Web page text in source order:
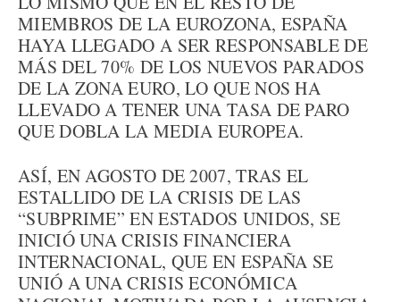
MIEMBROS DE LA EUROZONA, ESPAÑA
HAYA LLEGADO A SER RESPONSABLE DE
MÁS DEL 70% DE LOS NUEVOS PARADOS
DE LA ZONA EURO, LO QUE NOS HA
LLEVADO A TENER UNA TASA DE PARO
QUE DOBLA LA MEDIA EUROPEA.
ASÍ, EN AGOSTO DE 2007, TRAS EL
ESTALLIDO DE LA CRISIS DE LAS
“SUBPRIME” EN ESTADOS UNIDOS, SE
INICIÓ UNA CRISIS FINANCIERA
INTERNACIONAL, QUE EN ESPAÑA SE
UNIÓ A UNA CRISIS ECONÓMICA